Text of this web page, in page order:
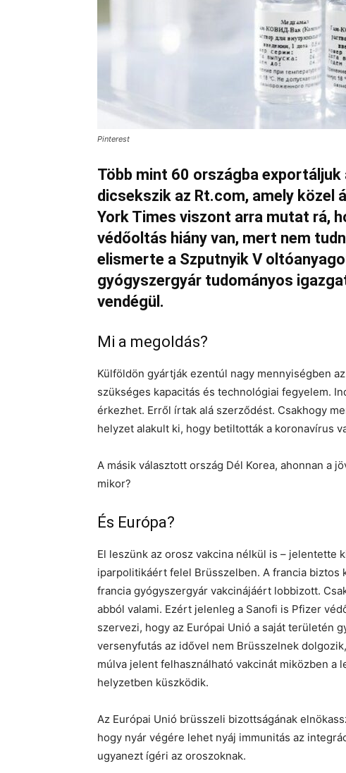
Pinterest
Több mint 60 országba
dicsekszik az Rt.com, amely közel
York Times viszont arra mutat rá,
védőoltás hiány van, mert nem
elismerte a Szputnyik V
gyógyszergyár tudományos
vendégül.
Mi a megoldás?
Külföldön gyártják ezentúl nagy mennyiségben
szükséges kapacitás és technológiai fegyelem.
érkezhet. Erről írtak alá szerződést. Csakhogy
helyzet alakult ki, hogy betiltották a koronavírus
A másik választott ország Dél Korea, ahonnan a
mikor?
És Európa?
El leszünk az orosz vakcina nélkül is – jelentette
iparpolitikáért felel Brüsszelben. A francia biztos
francia gyógyszergyár vakcinájáért lobbizott.
abból valami. Ezért jelenleg a Sanofi is Pfizer
szervezi, hogy az Európai Unió a saját területén
versenyfutás az idővel nem Brüsszelnek
múlva jelent felhasználható vakcinát miközben a
helyzetben küszködik.
Az Európai Unió brüsszeli bizottságának
hogy nyár végére lehet nyáj immunitás az
ugyanezt ígéri az oroszoknak.